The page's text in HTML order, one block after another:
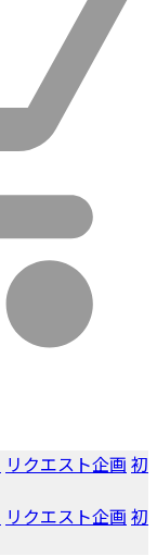
リクエスト企画 初
リクエスト企画 初